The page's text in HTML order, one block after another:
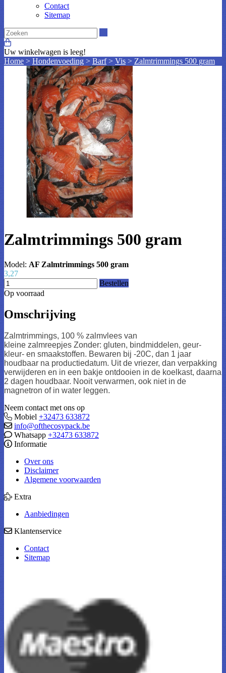
Contact
Sitemap
Uw winkelwagen is leeg!
Home > Hondenvoeding > Barf> Vis > Zalmtrimmings 500 gram
Zalmtrimmings 500 gram
Model: AF Zalmtrimmings 500 gram
3,27
Bestellen
Op voorraad
Omschrijving
Zalmtrimmings, 100 % zalmvlees van
kleine zalmreepjes Zonder: gluten, bindmiddelen, geur-
kleur- en smaakstoffen. Bewaren bij -20C, dan 1 jaar
houdbaar na productiedatum. Uit de vriezer, dan verpakking
verwijderen en in een bakje ontdooien in de koelkast, daarna
2 dagen houdbaar. Nooit verwarmen, ook niet in de
magnetron of in water leggen.
Neem contact met ons op
Mobiel +32473 633872
info@ofthecosypack.be
Whatsapp +32473 633872
Informatie
Over ons
Disclaimer
Algemene voorwaarden
Extra
Aanbiedingen
Klantenservice
Contact
Sitemap